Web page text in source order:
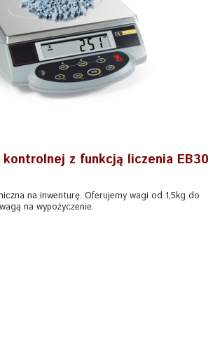
z funkcją liczenia EB30
na inwenturę. Oferujemy wagi od 1,5kg do
na wypożyczenie.